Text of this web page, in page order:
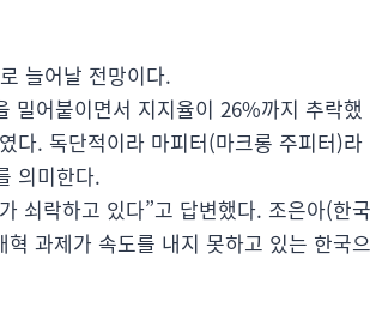
늘어날 전망이다.
밀어붙이면서 지지율이 26%까지 추락했
다. 독단적이라 마피터(마크롱 주피터)라
의미한다.
쇠락하고 있다”고 답변했다. 조은아(한국
과제가 속도를 내지 못하고 있는 한국으